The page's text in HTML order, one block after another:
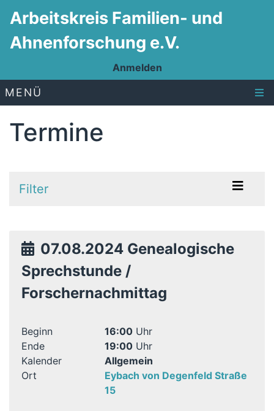
Arbeitskreis Familien- und
Ahnenforschung e.V.
Anmelden
MENÜ
Termine
Filter
07.08.2024 Genealogische
Sprechstunde /
Forschernachmittag
Beginn 16:00Uhr
Ende
19:00Uhr
Kalender
Allgemein
Ort
Eybach von Degenfeld Straße
15